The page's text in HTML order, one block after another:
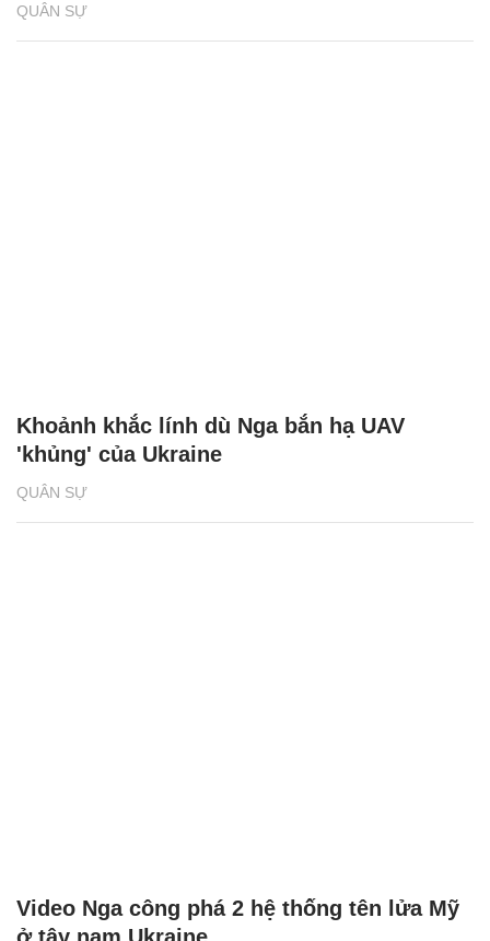
QUÂN SỰ
QUÂN SỰ
Khoảnh khắc lính dù Nga bắn hạ UAV
'khủng' của Ukraine
Video Nga công phá 2 hệ thống tên lửa Mỹ